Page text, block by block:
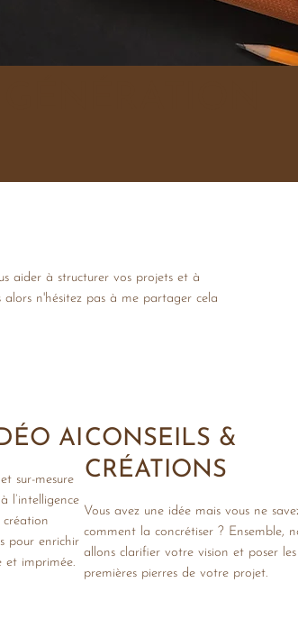
aider à structurer vos projets et à
n'hésitez pas à me partager cela
AI
sur-mesure
l’intelligence
création
pour enrichir
et imprimée.
CONSEILS &
CRÉATIONS
Vous avez une idée mais vous ne
comment la concrétiser ? Ensemble,
allons clarifier votre vision et poser les
premières pierres de votre projet.